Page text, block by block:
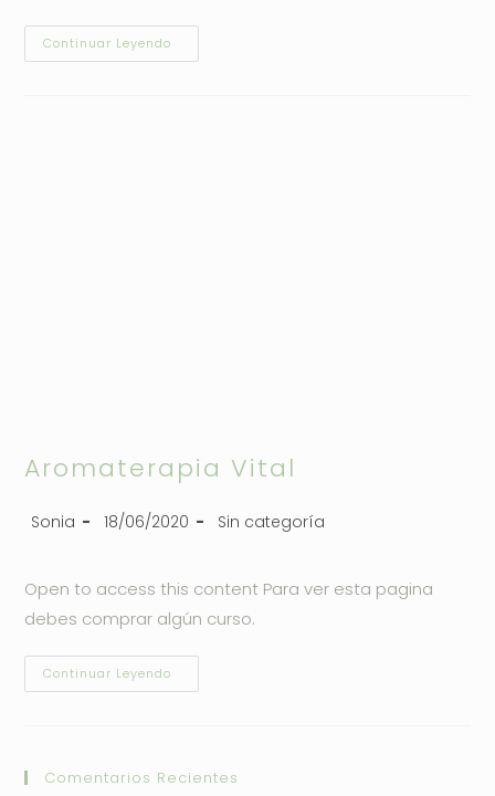
Continuar Leyendo
Aromaterapia Vital
Sonia 18/06/2020 Sin categoría
Open to access this content Para ver esta pagina
debes comprar algún curso.
Continuar Leyendo
Comentarios Recientes